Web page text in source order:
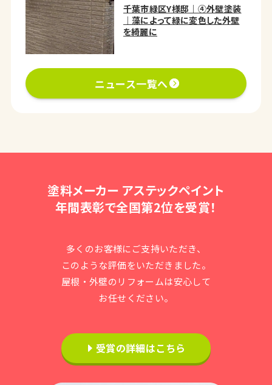
千葉市緑区Y様邸｜④外壁塗装
｜藻によって緑に変色した外壁
を綺麗に
ニュース一覧へ
塗料メーカー アステックペイント
年間表彰で全国第2位を受賞！
多くのお客様にご支持いただき、
このような評価をいただきました。
屋根・外壁のリフォームは安心して
お任せください。
受賞の詳細はこちら